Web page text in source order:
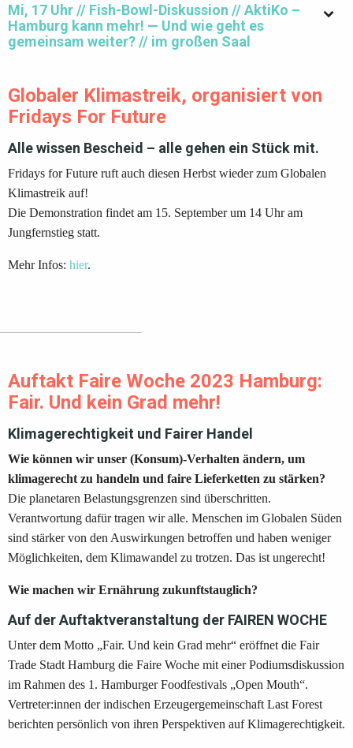
Mi, 17 Uhr // Fish-Bowl-Diskussion // AktiKo –
Hamburg kann mehr! — Und wie geht es
gemeinsam weiter? // im großen Saal
Globaler Klimastreik, organisiert von
Fridays For Future
Alle wissen Bescheid – alle gehen ein Stück mit.
Fridays for Future ruft auch diesen Herbst wieder zum Globalen
Klimastreik auf!
Die Demonstration findet am 15. September um 14 Uhr am
Jungfernstieg statt.
Mehr Infos: hier.
Auftakt Faire Woche 2023 Hamburg:
Fair. Und kein Grad mehr!
Klimagerechtigkeit und Fairer Handel
Wie können wir unser (Konsum)-Verhalten ändern, um
klimagerecht zu handeln und faire Lieferketten zu stärken?
Die planetaren Belastungsgrenzen sind überschritten.
Verantwortung dafür tragen wir alle. Menschen im Globalen Süden
sind stärker von den Auswirkungen betroffen und haben weniger
Möglichkeiten, dem Klimawandel zu trotzen. Das ist ungerecht!
Wie machen wir Ernährung zukunftstauglich?
Auf der Auftaktveranstaltung der FAIREN WOCHE
Unter dem Motto „Fair. Und kein Grad mehr“ eröffnet die Fair
Trade Stadt Hamburg die Faire Woche mit einer Podiumsdiskussion
im Rahmen des 1. Hamburger Foodfestivals „Open Mouth“.
Vertreter:innen der indischen Erzeugergemeinschaft Last Forest
berichten persönlich von ihren Perspektiven auf Klimagerechtigkeit.